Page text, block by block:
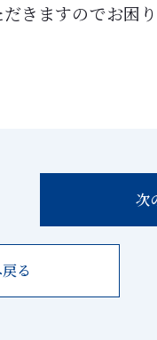
きますのでお困
次
る